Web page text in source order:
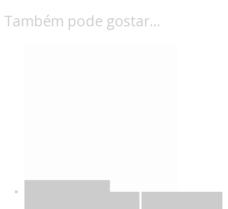
Também pode gostar…